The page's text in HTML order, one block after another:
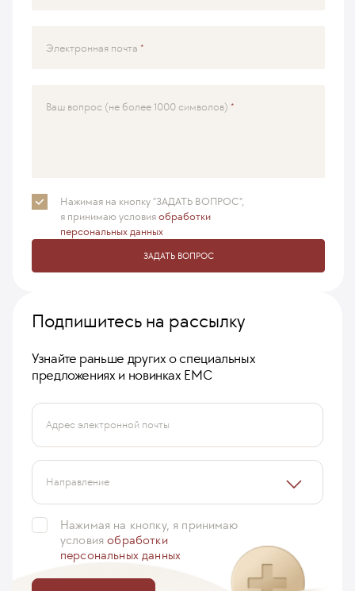
Электронная почта
Ваш вопрос (не более 1000 символов)
Нажимая на кнопку "ЗАДАТЬ ВОПРОС",
я принимаюусловияобработки
персональных данных
ЗАДАТЬ ВОПРОС
Подпишитесь на рассылку
Узнайте раньше других о специальных
предложениях и новинках ЕМС
Адрес электронной почты
Направление
Нажимая на кнопку, я принимаю
условияобработки
персональных данных